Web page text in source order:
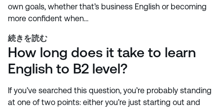
own goals, whether that’s business English or becoming
more confident when…
続きを読む
How long does it take to learn
English to B2 level?
If you’ve searched this question, you’re probably standing
at one of two points: either you’re just starting out and